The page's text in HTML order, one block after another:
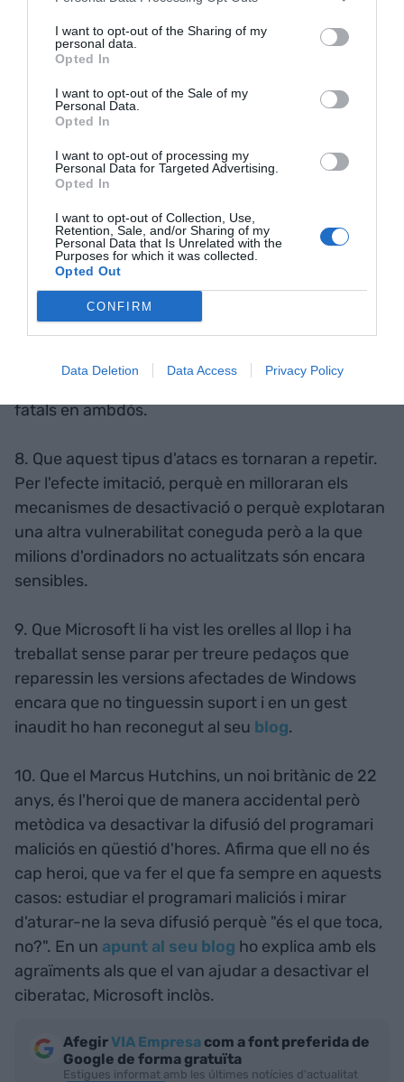
I want to opt-out of the Sharing of my
personal data.
Opted In
I want to opt-out of the Sale of my
Personal Data.
Opted In
I want to opt-out of processing my
Personal Data for Targeted Advertising.
Opted In
I want to opt-out of Collection, Use,
Retention, Sale, and/or Sharing of my
Personal Data that Is Unrelated with the
Purposes for which it was collected.
Opted Out
CONFIRM
Data Deletion Data Access Privacy Policy
preparades i que en general la seguretat fins i tot
de grans corporacions que es dediquen al negoci
TIC deixen molt a desitjar. Us podria explicar la
meva experiència en grans organitzacions
6. Que un gran poder comporta una gran
responsabilitat. És responsabilitat d'empreses,
organitzacions, governs i individus tenir còpies de
les dades, tenir els sistemes operatius
actualitzats, evitar fer clic a enllaços poc clars i no
cedir a xantatges.
7. Que els actes en l'espai digital tenen un impacte
fatals en ambdós.
8. Que aquest tipus d'atacs es tornaran a repetir.
Per l'efecte imitació, perquè en milloraran els
mecanismes de desactivació o perquè explotaran
una altra vulnerabilitat coneguda però a la que
milions d'ordinadors no actualitzats són encara
sensibles.
9. Que Microsoft li ha vist les orelles al llop i ha
treballat sense parar per treure pedaços que
reparessin les versions afectades de Windows
encara que no tinguessin suport i en un gest
inaudit ho han reconegut al seu blog.
10. Que el Marcus Hutchins, un noi britànic de 22
anys, és l'heroi que de manera accidental però
metòdica va desactivar la difusió del programari
maliciós en qüestió d'hores. Afirma que ell no és
cap heroi, que va fer el que fa sempre en aquests
casos: estudiar el programari maliciós i mirar
d'aturar-ne la seva difusió perquè "és el que toca,
no?". En un apunt al seu blog ho explica amb els
agraïments als que el van ajudar a desactivar el
ciberatac, Microsoft inclòs.
AfegirVIA Empresa com a font preferida de
Google de forma gratuïta
Estigues informat amb les últimes notícies d'actualitat